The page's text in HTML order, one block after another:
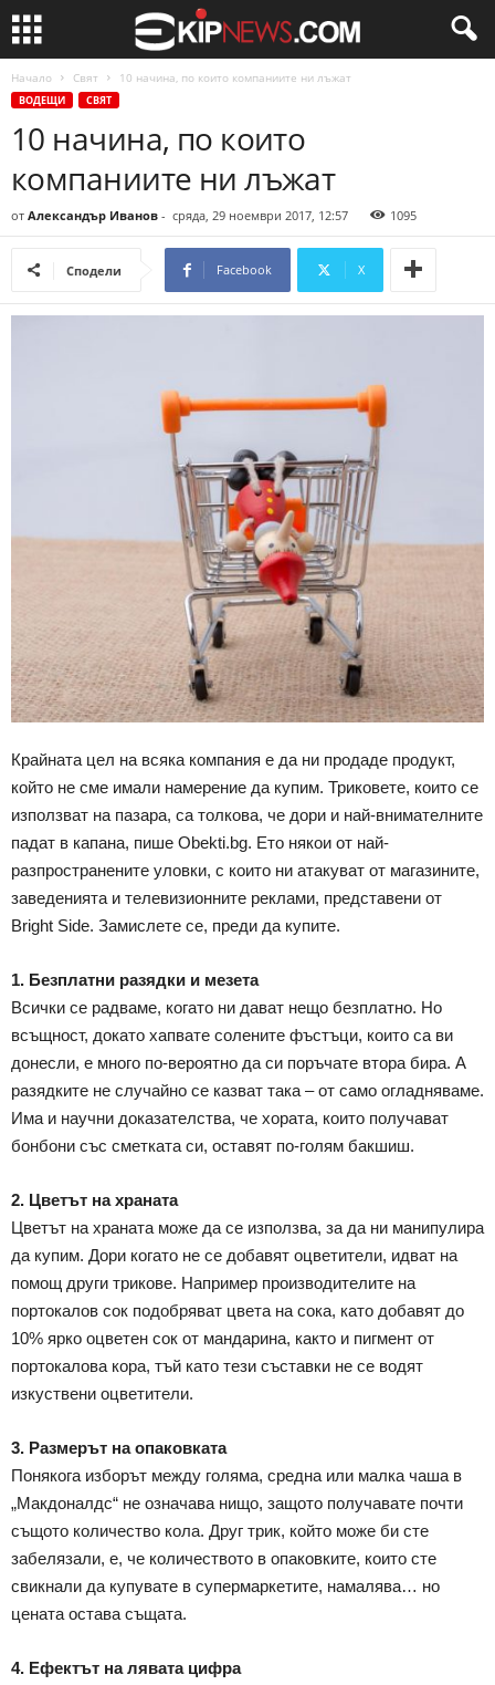
Начало Свят 10 начина, по които компаниите ни лъжат
ВОДЕЩИ СВЯТ
10 начина, по които
компаниите ни лъжат
от Александър Иванов - сряда, 29 ноември 2017, 12:57 1095
Сподели Facebook X
Крайната цел на всяка компания е да ни продаде продукт,
който не сме имали намерение да купим. Триковете, които се
използват на пазара, са толкова, че дори и най-внимателните
падат в капана, пише Obekti.bg. Ето някои от най-
разпространените уловки, с които ни атакуват от магазините,
заведенията и телевизионните реклами, представени от
Bright Side. Замислете се, преди да купите.
1. Безплатни разядки и мезета
Всички се радваме, когато ни дават нещо безплатно. Но
всъщност, докато хапвате солените фъстъци, които са ви
донесли, е много по-вероятно да си поръчате втора бира. А
разядките не случайно се казват така – от само огладняваме.
Има и научни доказателства, че хората, които получават
бонбони със сметката си, оставят по-голям бакшиш.
2. Цветът на храната
Цветът на храната може да се използва, за да ни манипулира
да купим. Дори когато не се добавят оцветители, идват на
помощ други трикове. Например производителите на
портокалов сок подобряват цвета на сока, като добавят до
10% ярко оцветен сок от мандарина, както и пигмент от
портокалова кора, тъй като тези съставки не се водят
изкуствени оцветители.
3. Размерът на опаковката
Понякога изборът между голяма, средна или малка чаша в
„Макдоналдс“ не означава нищо, защото получавате почти
същото количество кола. Друг трик, който може би сте
забелязали, е, че количеството в опаковките, които сте
свикнали да купувате в супермаркетите, намалява… но
цената остава същата.
4. Ефектът на лявата цифра